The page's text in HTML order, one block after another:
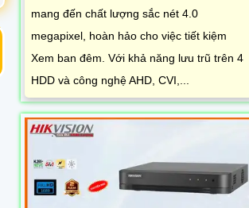
mang đến chất lượng sắc nét 4.0
megapixel, hoàn hảo cho việc tiết kiệm
Xem ban đêm. Với khả năng lưu trũ trên 4
HDD và công nghệ AHD, CVI,...